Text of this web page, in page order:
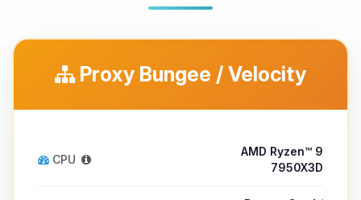
Proxy Bungee / Velocity
CPU
AMD Ryzen™ 9
7950X3D